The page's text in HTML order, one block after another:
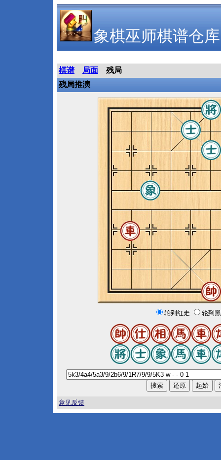
象棋巫师棋谱仓库
棋谱 局面
残局
残局推演
轮到红走 轮到
意见反馈